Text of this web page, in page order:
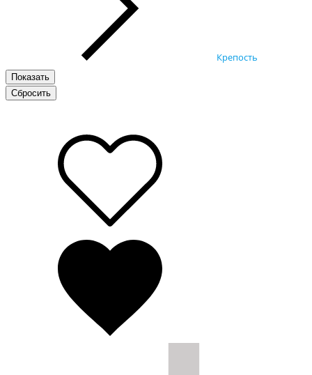
Крепость